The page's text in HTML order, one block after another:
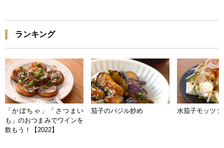
ランキング
「かぼちゃ」「さつまい
も」のおつまみでワインを
飲もう！【2022】
茄子のバジル炒め 水茄子モッツァ